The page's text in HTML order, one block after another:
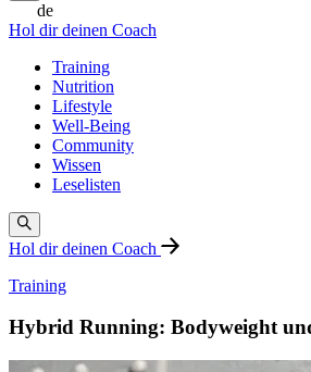
de
Hol dir deinen Coach
Training
Nutrition
Lifestyle
Well-Being
Community
Wissen
Leselisten
Hol dir deinen Coach
Training
Hybrid Running: Bodyweight